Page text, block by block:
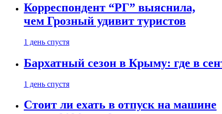
Корреспондент “РГ” выяснила,
чем Грозный удивит туристов
1 день спустя
Бархатный сезон в Крыму: где в
1 день спустя
Стоит ли ехать в отпуск на машине